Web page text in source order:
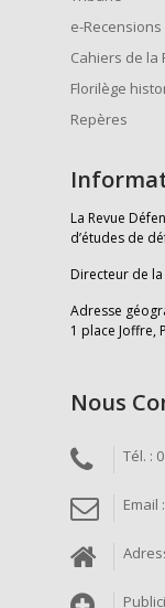
e-Recensions
Cahiers de la
Florilège
Repères
La Revue
d’études de
Directeur de
Adresse
1 place Joffre,
Nous
Tél. :
Email